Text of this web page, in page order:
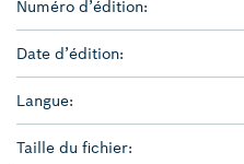
Numéro d’édition:
Date d’édition:
Langue:
Taille du fichier: